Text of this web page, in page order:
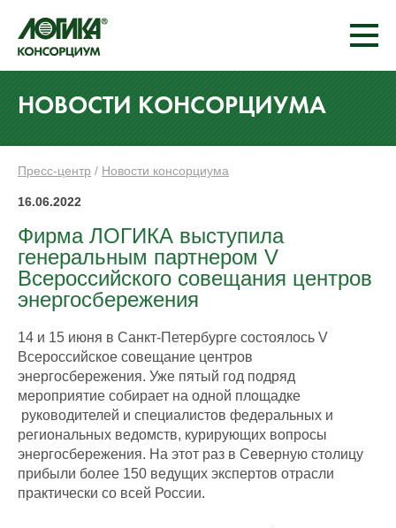
НОВОСТИ КОНСОРЦИУМА
Пресс-центр / Новости консорциума
16.06.2022
Фирма ЛОГИКА выступила
генеральным партнером V
Всероссийского совещания центров
энергосбережения
14 и 15 июня в Санкт-Петербурге состоялось V
Всероссийское совещание центров
энергосбережения. Уже пятый год подряд
мероприятие собирает на одной площадке
руководителей и специалистов федеральных и
региональных ведомств, курирующих вопросы
энергосбережения. На этот раз в Северную столицу
прибыли более 150 ведущих экспертов отрасли
практически со всей России.